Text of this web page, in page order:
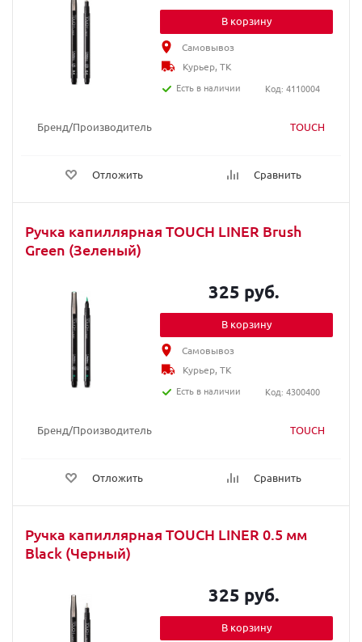
Бренд/Производитель TOUCH
Отложить Сравнить
В корзину
Самовывоз
Курьер, ТК
Есть в наличии
Код: 4110004
Ручка капиллярная TOUCH LINER Brush
Green (Зеленый)
Бренд/Производитель TOUCH
Отложить Сравнить
325 руб.
В корзину
Самовывоз
Курьер, ТК
Есть в наличии
Код: 4300400
Ручка капиллярная TOUCH LINER 0.5 мм
Black (Черный)
325 руб.
В корзину